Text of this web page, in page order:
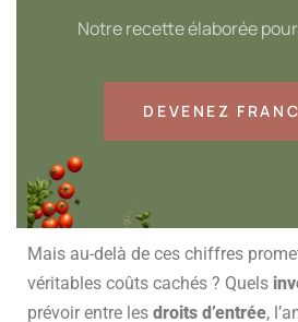
Notre recette élaborée
DEVENEZ
Mais au-delà de ces chiffres
véritables coûts cachés ? Quels
prévoir entre les droits d’entrée,